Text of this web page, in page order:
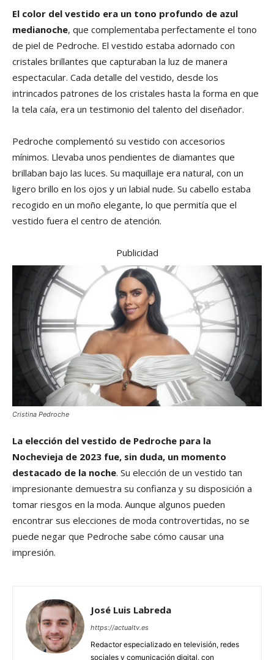
El color del vestido era un tono profundo de azul
medianoche, que complementaba perfectamente el tono
de piel de Pedroche. El vestido estaba adornado con
cristales brillantes que capturaban la luz de manera
espectacular. Cada detalle del vestido, desde los
intrincados patrones de los cristales hasta la forma en que
la tela caía, era un testimonio del talento del diseñador.
Pedroche complementó su vestido con accesorios
mínimos. Llevaba unos pendientes de diamantes que
brillaban bajo las luces. Su maquillaje era natural, con un
ligero brillo en los ojos y un labial nude. Su cabello estaba
recogido en un moño elegante, lo que permitía que el
vestido fuera el centro de atención.
Publicidad
Cristina Pedroche
La elección del vestido de Pedroche para la
Nochevieja de 2023 fue, sin duda, un momento
destacado de la noche. Su elección de un vestido tan
impresionante demuestra su confianza y su disposición a
tomar riesgos en la moda. Aunque algunos pueden
encontrar sus elecciones de moda controvertidas, no se
puede negar que Pedroche sabe cómo causar una
impresión.
José Luis Labreda
https://actualtv.es
Redactor especializado en televisión, redes
sociales y comunicación digital, con